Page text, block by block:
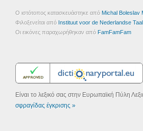
Ο ιστότοπος κατασκευάστηκε από Michal Boleslav
Φιλοξενείται από Instituut voor de Nederlandse Taal
Οι εικόνες παραχωρήθηκαν από FamFamFam
Είναι το λεξικό σας στην Ευρωπαϊκή Πύλη
σφραγίδας έγκρισης »